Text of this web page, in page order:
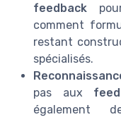
feedback
comment
restant
spécialisés.
pas aux
également